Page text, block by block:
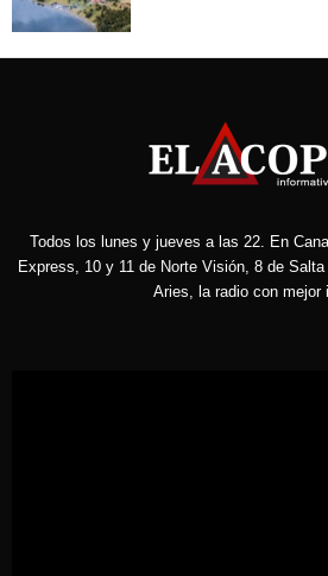
Todos los lunes y jueves a las 22. En
Express, 10 y 11 de Norte Visión, 8 de
Aries, la radio con mejor